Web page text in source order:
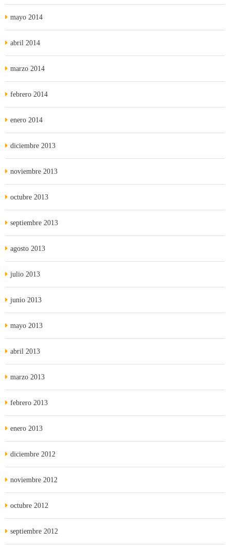
mayo 2014
abril 2014
marzo 2014
febrero 2014
enero 2014
diciembre 2013
noviembre 2013
octubre 2013
septiembre 2013
agosto 2013
julio 2013
junio 2013
mayo 2013
abril 2013
marzo 2013
febrero 2013
enero 2013
diciembre 2012
noviembre 2012
octubre 2012
septiembre 2012